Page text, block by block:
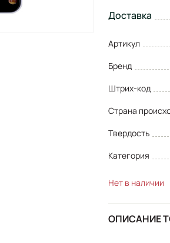
Доставка
Артикул
Бренд
Штрих-код
Страна
Твердость
Категория
Нет в наличии
ОПИСАНИЕ